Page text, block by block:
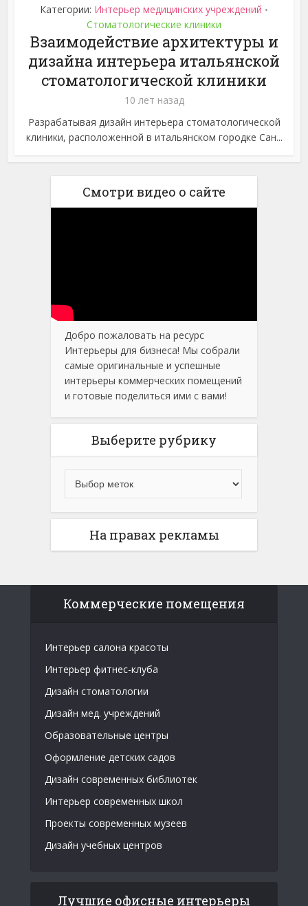
Категории: Интерьер медицинских учреждений •
Стоматологические клиники
Взаимодействие архитектуры и
дизайна интерьера итальянской
стоматологической клиники
10 лет назад
Разрабатывая дизайн интерьера стоматологической
клиники, расположенной в итальянском городке Сан...
Смотри видео о сайте
Добро пожаловать на ресурс
Интерьеры для бизнеса! Мы собрали
самые оригинальные и успешные
интерьеры коммерческих помещений
и готовые поделиться ими с вами!
Выберите рубрику
На правах рекламы
Коммерческие помещения
Интерьер салона красоты
Интерьер фитнес-клуба
Дизайн стоматологии
Дизайн мед. учреждений
Образовательные центры
Оформление детских садов
Дизайн современных библиотек
Интерьер современных школ
Проекты современных музеев
Дизайн учебных центров
Лучшие офисные интерьеры